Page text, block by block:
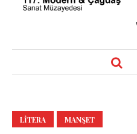
LITERA MANŞET